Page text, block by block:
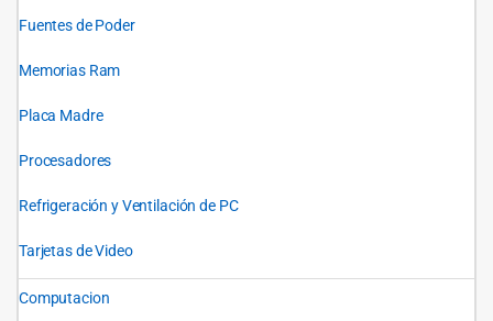
Fuentes de Poder
Memorias Ram
Placa Madre
Procesadores
Refrigeración y Ventilación de PC
Tarjetas de Video
Computacion